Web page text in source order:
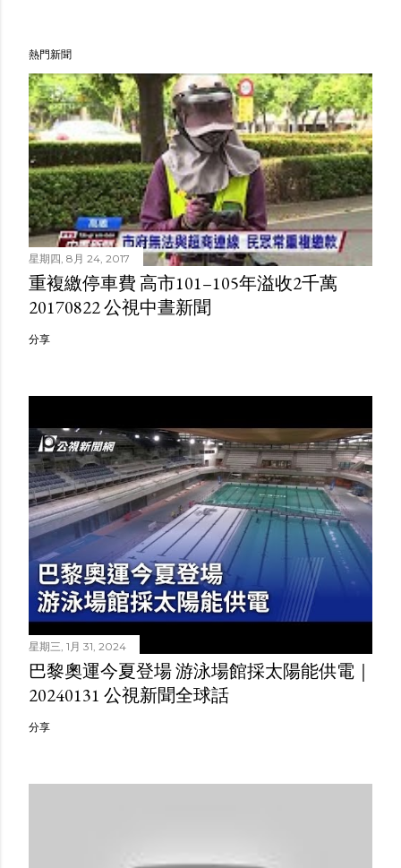
熱門新聞
星期四, 8月 24, 2017
重複繳停車費 高市101–105年溢收2千萬
20170822 公視中晝新聞
分享
星期三, 1月 31, 2024
巴黎奧運今夏登場 游泳場館採太陽能供電｜
20240131 公視新聞全球話
分享